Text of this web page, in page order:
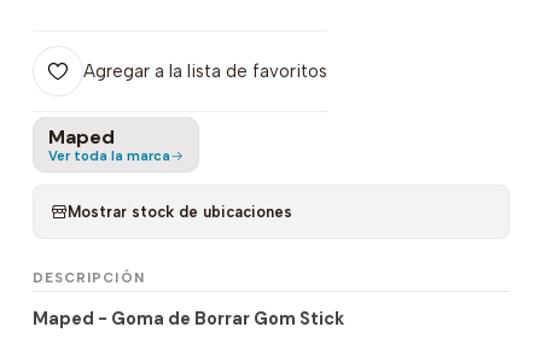
Agregar a la lista de favoritos
Maped
Ver toda la marca
Mostrar stock de ubicaciones
DESCRIPCIÓN
Maped - Goma de Borrar Gom Stick